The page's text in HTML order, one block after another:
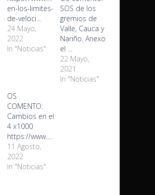
en-los-limites-
de-veloci...
24 Mayo,
2022
In "Noticias"
SOS de los
gremios de
Valle, Cauca y
Nariño. Anexo
el ...
22 Mayo,
2021
In "Noticias"
OS
COMENTO:
Cambios en el
4 x1000
https://www.elpais.com.co/economi...
11 Agosto,
2022
In "Noticias"